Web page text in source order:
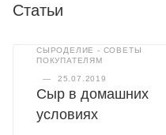
Статьи
СЫРОДЕЛИЕ - СОВЕТЫ
ПОКУПАТЕЛЯМ
— 25.07.2019
Сыр в домашних
условиях